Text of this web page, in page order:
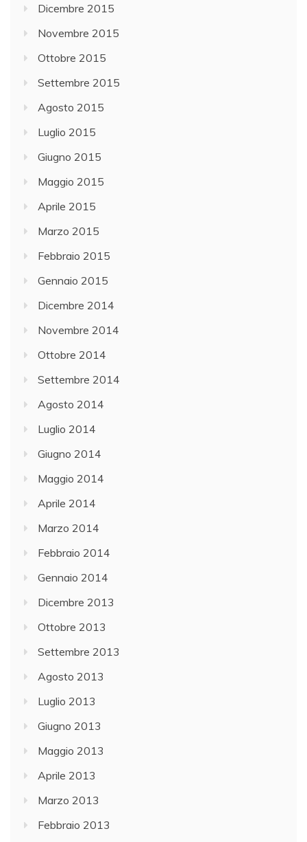
Dicembre 2015
Novembre 2015
Ottobre 2015
Settembre 2015
Agosto 2015
Luglio 2015
Giugno 2015
Maggio 2015
Aprile 2015
Marzo 2015
Febbraio 2015
Gennaio 2015
Dicembre 2014
Novembre 2014
Ottobre 2014
Settembre 2014
Agosto 2014
Luglio 2014
Giugno 2014
Maggio 2014
Aprile 2014
Marzo 2014
Febbraio 2014
Gennaio 2014
Dicembre 2013
Ottobre 2013
Settembre 2013
Agosto 2013
Luglio 2013
Giugno 2013
Maggio 2013
Aprile 2013
Marzo 2013
Febbraio 2013